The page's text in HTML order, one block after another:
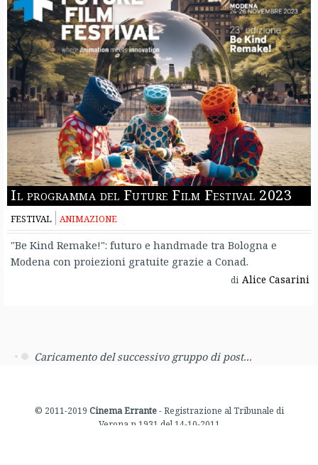
Il programma del Future Film Festival 2023
FESTIVAL ANIMAZIONE
"Be Kind Remake!": futuro e handmade tra Bologna e
Modena con proiezioni gratuite grazie a Conad.
di Alice Casarini
Caricamento del successivo gruppo di post...
© 2011-2019 Cinema Errante- Registrazione al Tribunale di
Verona n.1931 del 14-10-2011